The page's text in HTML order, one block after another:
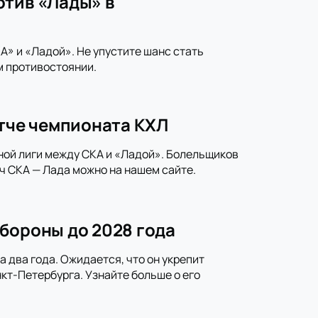
и «Ладой». Не упустите шанс стать
чемпионата КХЛ
лиги между СКА и «Ладой». Болельщиков
СКА — Лада можно на нашем сайте.
до 2028 года
года. Ожидается, что он укрепит
Петербурга. Узнайте больше о его